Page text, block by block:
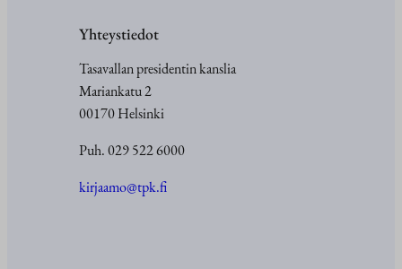
Yhteystiedot
Tasavallan presidentin kanslia
Mariankatu 2
00170 Helsinki
Puh. 029 522 6000
kirjaamo@tpk.fi